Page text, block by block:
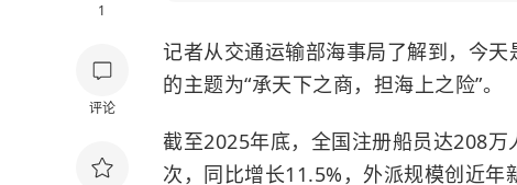
1
评论
记者从交通运输部海事局了解到，今天
的主题为“承天下之商，担海上之险”。
截至2025年底，全国注册船员达208
次，同比增长11.5%，外派规模创近